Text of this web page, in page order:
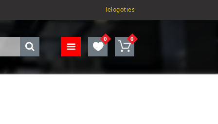
Ielogoties